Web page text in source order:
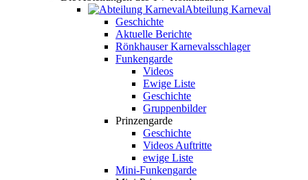
Abteilung Karneval
Geschichte
Aktuelle Berichte
Rönkhauser Karnevalsschlager
Funkengarde
Videos
Ewige Liste
Geschichte
Gruppenbilder
Prinzengarde
Geschichte
Videos Auftritte
ewige Liste
Mini-Funkengarde